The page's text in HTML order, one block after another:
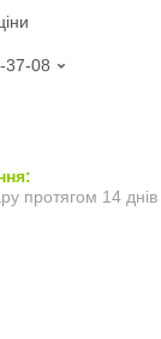
37-08
протягом 14 днів